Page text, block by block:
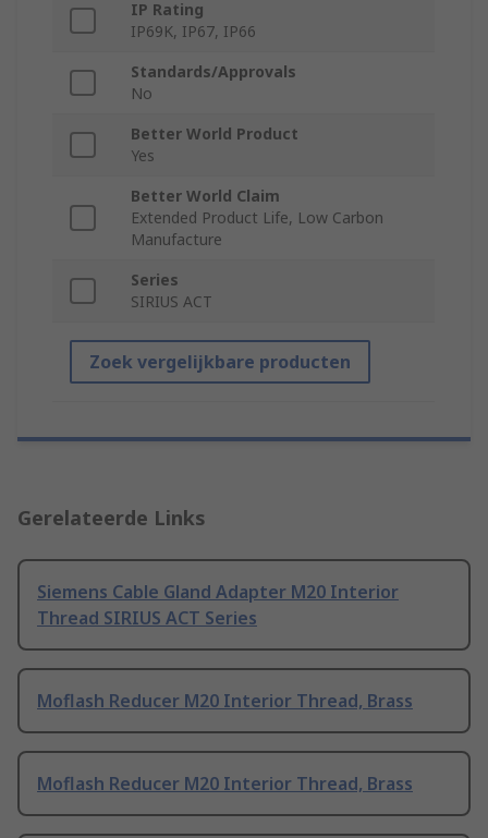
IP Rating
IP69K, IP67, IP66
Standards/Approvals
No
Better World Product
Yes
Better World Claim
Extended Product Life, Low Carbon
Manufacture
Series
SIRIUS ACT
Zoek vergelijkbare producten
Gerelateerde Links
Siemens Cable Gland Adapter M20 Interior
Thread SIRIUS ACT Series
Moflash Reducer M20 Interior Thread, Brass
Moflash Reducer M20 Interior Thread, Brass